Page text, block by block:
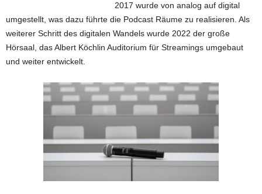
2017 wurde von analog auf digital
umgestellt, was dazu führte die Podcast Räume zu realisieren. Als
weiterer Schritt des digitalen Wandels wurde 2022 der große
Hörsaal, das Albert Köchlin Auditorium für Streamings umgebaut
und weiter entwickelt.